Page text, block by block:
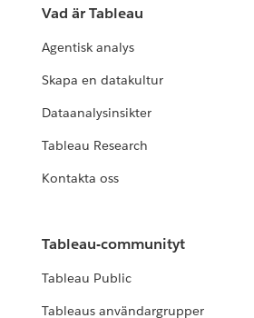
Vad är Tableau
Agentisk analys
Skapa en datakultur
Dataanalysinsikter
Tableau Research
Kontakta oss
Tableau-communityt
Tableau Public
Tableaus användargrupper